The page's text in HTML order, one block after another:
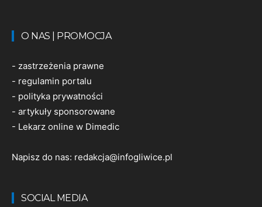
O NAS | PROMOCJA
- zastrzeżenia prawne
- regulamin portalu
- polityka prywatności
- artykuły sponsorowane
- Lekarz online w Dimedic
Napisz do nas: redakcja@infogliwice.pl
SOCIAL MEDIA